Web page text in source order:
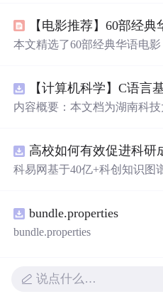
们如何在磨合中找到自我。
本文精选了60部经典华语电
内容概要：本文档为湖南科
循环）、数组、字符串处理
等内容。题目形式为单项选择
业学习C语言课程的学生，特
化基础知识的初学者。; 使用场景及目标：①用于考前复
习，检验对C语言核心概念
辑分析能力。; 阅读建议：建议结合教材和上机实践进行练
习，重点关注易错题和涉及
科易网基于40亿+科创知识图
新领域的AI+数智化解决方案
智能化发展。
bundle.properties
bundle.properties
说点什么…